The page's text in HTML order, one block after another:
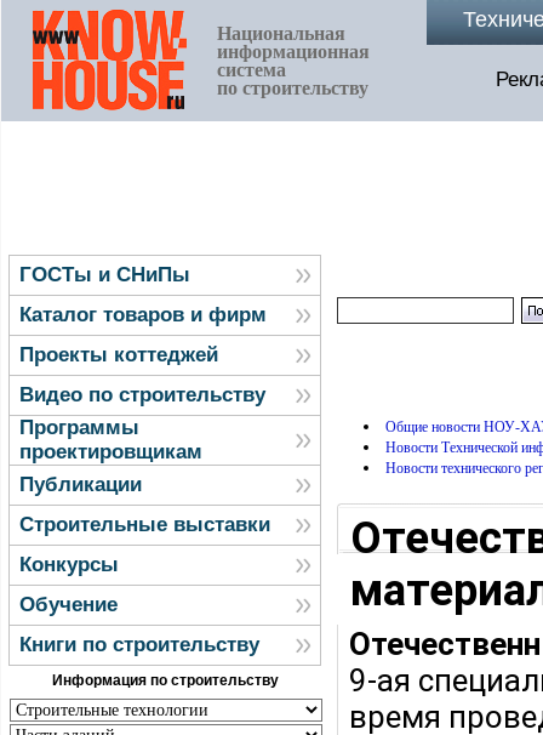
Национальная
информационная
система
по строительству
ГОСТы и СНиПы
Каталог товаров и фирм
Проекты коттеджей
Видео по строительству
Программы
проектировщикам
Публикации
Строительные выставки
Конкурсы
Обучение
Книги по строительству
Информация по строительству
Общие новости НОУ-
Новости Технической
Новости технического
9-ая
время